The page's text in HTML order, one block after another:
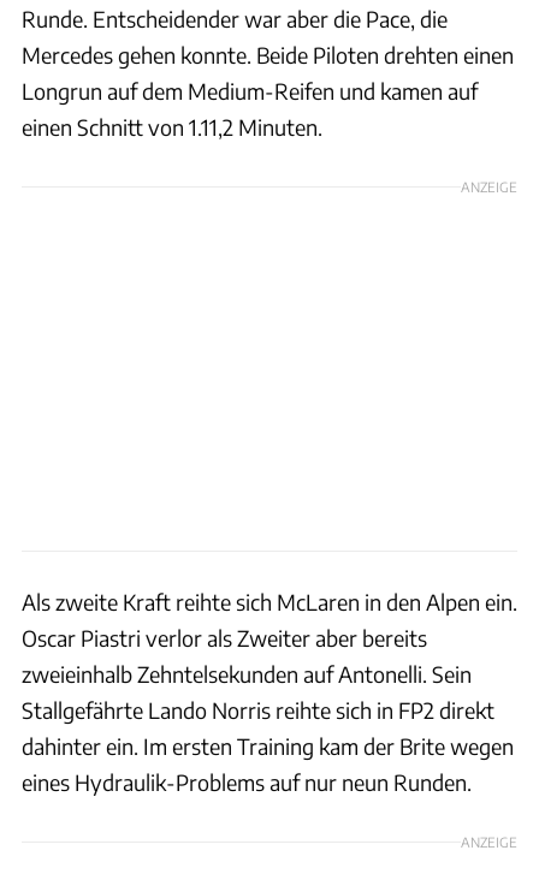
Runde. Entscheidender war aber die Pace, die
Mercedes gehen konnte. Beide Piloten drehten einen
Longrun auf dem Medium-Reifen und kamen auf
einen Schnitt von 1.11,2 Minuten.
ANZEIGE
Als zweite Kraft reihte sich McLaren in den Alpen ein.
Oscar Piastri verlor als Zweiter aber bereits
zweieinhalb Zehntelsekunden auf Antonelli. Sein
Stallgefährte Lando Norris reihte sich in FP2 direkt
dahinter ein. Im ersten Training kam der Brite wegen
eines Hydraulik-Problems auf nur neun Runden.
ANZEIGE